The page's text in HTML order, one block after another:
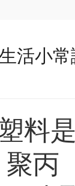
活小
料
丙